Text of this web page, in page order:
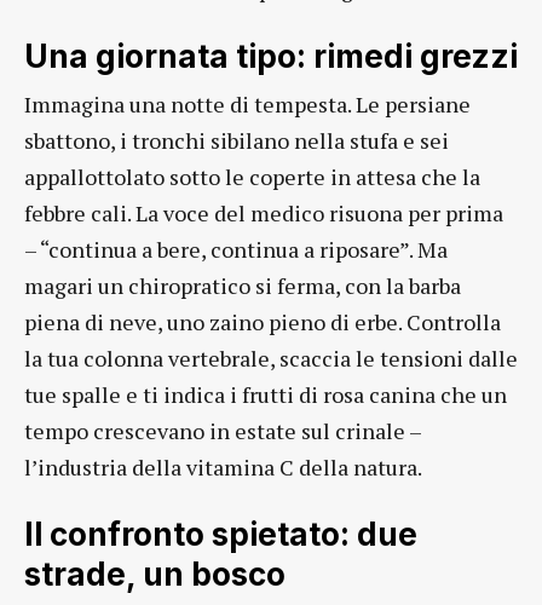
Una giornata tipo: rimedi grezzi
Immagina una notte di tempesta. Le persiane
sbattono, i tronchi sibilano nella stufa e sei
appallottolato sotto le coperte in attesa che la
febbre cali. La voce del medico risuona per prima
– “continua a bere, continua a riposare”. Ma
magari un chiropratico si ferma, con la barba
piena di neve, uno zaino pieno di erbe. Controlla
la tua colonna vertebrale, scaccia le tensioni dalle
tue spalle e ti indica i frutti di rosa canina che un
tempo crescevano in estate sul crinale –
l’industria della vitamina C della natura.
Il confronto spietato: due
strade, un bosco